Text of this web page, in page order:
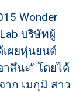
Wonder
บริษัทผู้
ผยหุ่นยนต์
สึนะ” โดยได้
าก เมกุมิ สาว